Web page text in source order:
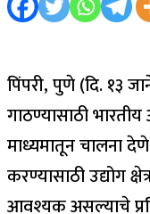
पिंपरी, पुणे (दि. १३
गाठण्यासाठी
माध्यमातून चालना
करण्यासाठी उद्योग
आवश्यक असल्याचे